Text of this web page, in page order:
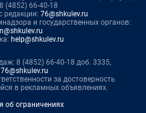
(4852) 66-40-18
редакции: 76@shkulev.ru
и государственных органов:
help@shkulev.ru
8 (4852) 66-40-18 доб. 3335,
за достоверность
в рекламных объявлениях.
об ограничениях